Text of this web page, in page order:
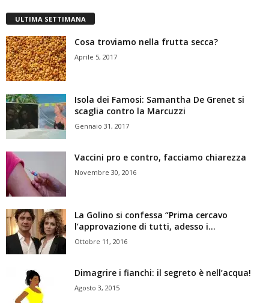
ULTIMA SETTIMANA
Cosa troviamo nella frutta secca?
Aprile 5, 2017
Isola dei Famosi: Samantha De Grenet si
scaglia contro la Marcuzzi
Gennaio 31, 2017
Vaccini pro e contro, facciamo chiarezza
Novembre 30, 2016
La Golino si confessa “Prima cercavo
l’approvazione di tutti, adesso i...
Ottobre 11, 2016
Dimagrire i fianchi: il segreto è nell’acqua!
Agosto 3, 2015